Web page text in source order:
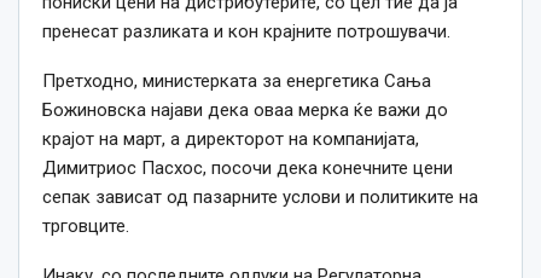
пренесат разликата и кон крајните потрошувачи.
Претходно, министерката за енергетика Сања
Божиновска најави дека оваа мерка ќе важи до
крајот на март, а директорот на компанијата,
Димитриос Пасхос, посочи дека конечните цени
сепак зависат од пазарните услови и политиките на
трговците.